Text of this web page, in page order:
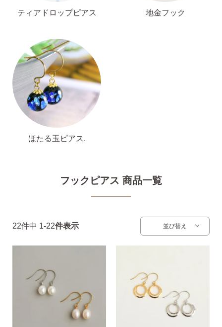
商品レビューを見る
なでしこピアスの使いやすい所や
読み物を見る
なでしこスタイルのこだわり
ピアス安心サポート
ティアドロップピアス 地金フック
ほたる玉ピアス.
フックピアス 商品一覧
並び替え
22件中 1-22件表示